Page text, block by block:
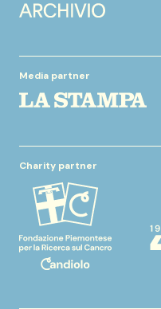
Media partner
Charity partner